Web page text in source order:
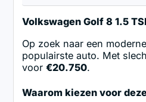
Volkswagen Golf 8 1.5
Op zoek naar een
populairste auto. Met
voor €20.750.
Waarom kiezen voor